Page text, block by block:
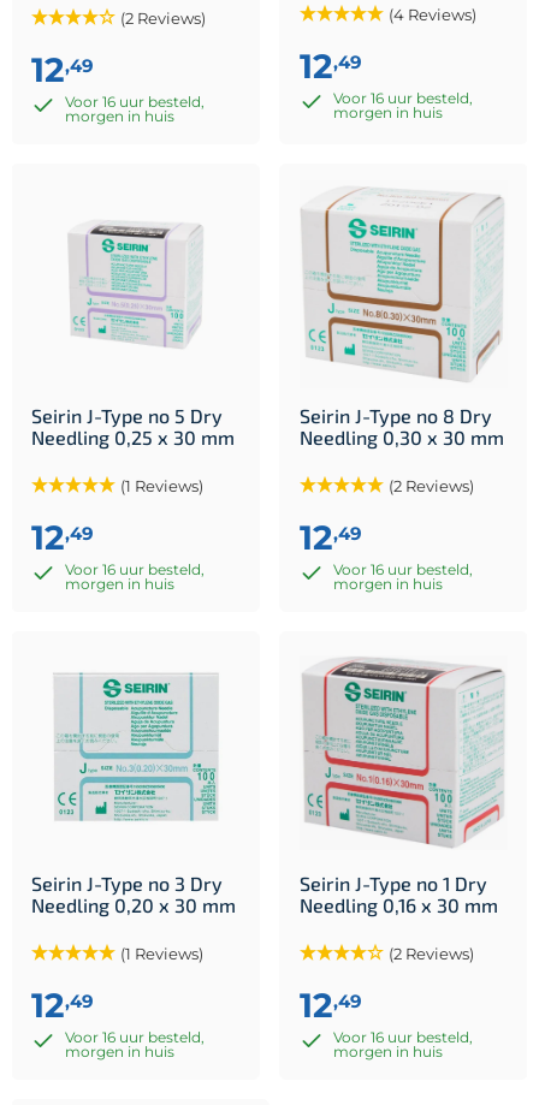
(2 Reviews)
12,49
Voor 16 uur besteld,
morgen in huis
(4 Reviews)
12,49
Voor 16 uur besteld,
morgen in huis
Seirin J-Type no 5 Dry
Needling 0,25 x 30 mm
(1 Reviews)
12,49
Voor 16 uur besteld,
morgen in huis
Seirin J-Type no 8 Dry
Needling 0,30 x 30 mm
(2 Reviews)
12,49
Voor 16 uur besteld,
morgen in huis
Seirin J-Type no 3 Dry
Needling 0,20 x 30 mm
(1 Reviews)
12,49
Voor 16 uur besteld,
morgen in huis
Seirin J-Type no 1 Dry
Needling 0,16 x 30 mm
(2 Reviews)
12,49
Voor 16 uur besteld,
morgen in huis